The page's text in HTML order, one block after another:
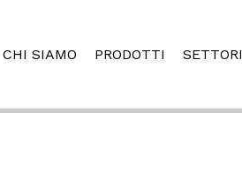
CHI SIAMO PRODOTTI SETTORI